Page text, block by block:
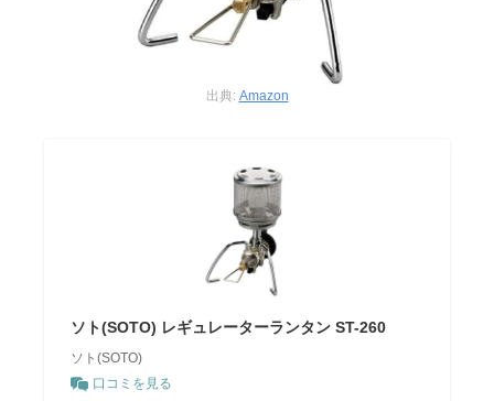
出典: Amazon
ソト(SOTO) レギュレーターランタン ST-260
ソト(SOTO)
口コミを見る